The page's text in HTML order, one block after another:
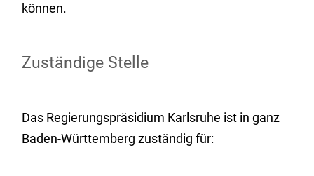
können.
Zuständige Stelle
Das Regierungspräsidium Karlsruhe ist in ganz
Baden-Württemberg zuständig für: